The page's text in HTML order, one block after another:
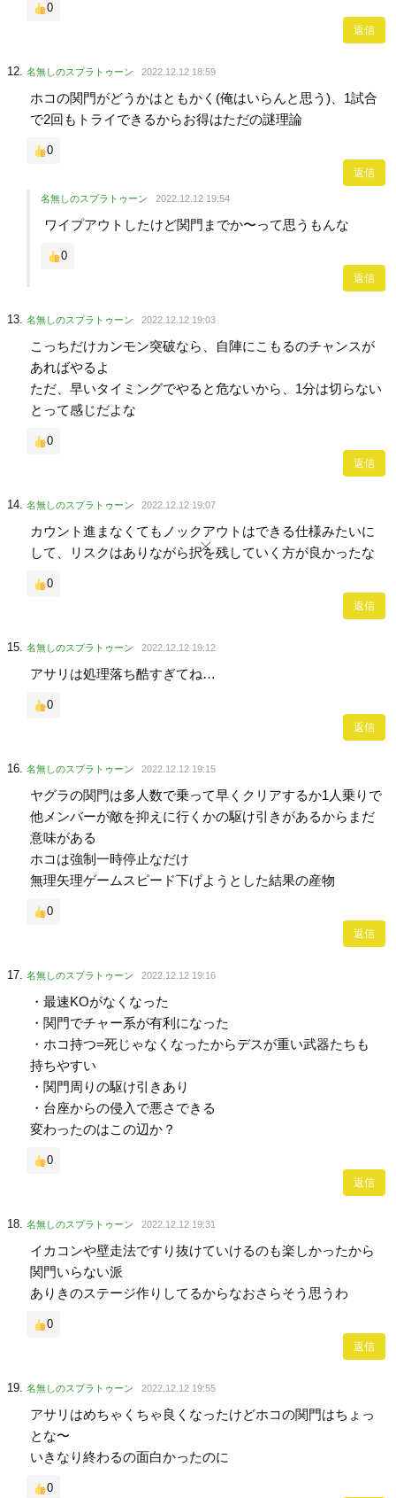
0
返信
名無しのスプラトゥーン 2022.12.12 18:59
ホコの関門がどうかはともかく(俺はいらんと思う)、1試合
で2回もトライできるからお得はただの謎理論
0
返信
名無しのスプラトゥーン 2022.12.12 19:54
ワイプアウトしたけど関門までか〜って思うもんな
0
返信
名無しのスプラトゥーン 2022.12.12 19:03
こっちだけカンモン突破なら、自陣にこもるのチャンスが
あればやるよ
ただ、早いタイミングでやると危ないから、1分は切らない
とって感じだよな
0
返信
名無しのスプラトゥーン 2022.12.12 19:07
カウント進まなくてもノックアウトはできる仕様みたいに
して、リスクはありながら択を残していく方が良かったな
0
返信
名無しのスプラトゥーン 2022.12.12 19:12
アサリは処理落ち酷すぎてね…
0
返信
名無しのスプラトゥーン 2022.12.12 19:15
ヤグラの関門は多人数で乗って早くクリアするか1人乗りで
他メンバーが敵を抑えに行くかの駆け引きがあるからまだ
意味がある
ホコは強制一時停止なだけ
無理矢理ゲームスピード下げようとした結果の産物
0
返信
名無しのスプラトゥーン 2022.12.12 19:16
・最速KOがなくなった
・関門でチャー系が有利になった
・ホコ持つ=死じゃなくなったからデスが重い武器たちも
持ちやすい
・関門周りの駆け引きあり
・台座からの侵入で悪さできる
変わったのはこの辺か？
0
返信
名無しのスプラトゥーン 2022.12.12 19:31
イカコンや壁走法ですり抜けていけるのも楽しかったから
関門いらない派
ありきのステージ作りしてるからなおさらそう思うわ
0
返信
名無しのスプラトゥーン 2022.12.12 19:55
アサリはめちゃくちゃ良くなったけどホコの関門はちょっ
とな〜
いきなり終わるの面白かったのに
0